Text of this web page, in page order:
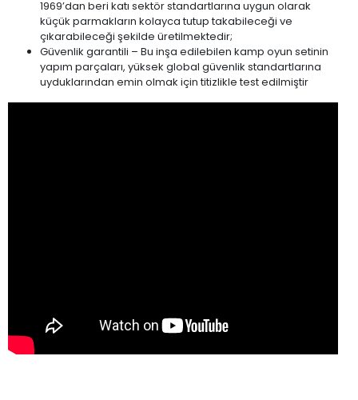
1969’dan beri katı sektör standartlarına uygun olarak
küçük parmakların kolayca tutup takabileceği ve
çıkarabileceği şekilde üretilmektedir;
Güvenlik garantili – Bu inşa edilebilen kamp oyun setinin
yapım parçaları, yüksek global güvenlik standartlarına
uyduklarından emin olmak için titizlikle test edilmiştir